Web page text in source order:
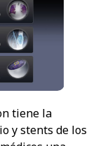
tiene la
y stents de los